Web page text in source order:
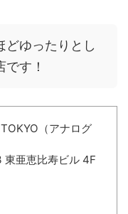
どゆったりとし
す！
（アナログ
亜恵比寿ビル 4F